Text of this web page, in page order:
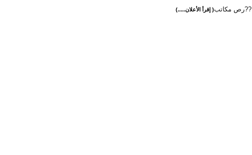
??رص مكاتب( إقرأ الأعلان.....)